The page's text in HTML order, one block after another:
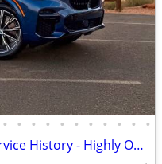
• • • • • • • • • • •
2023 BMW X5 M50i - Dealer Service History - Highly Optioned